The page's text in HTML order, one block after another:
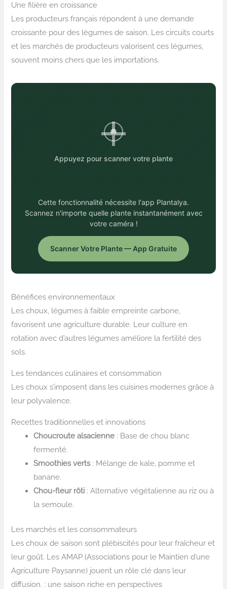
Une filière en croissance
Les producteurs français répondent à une demande
croissante pour des légumes de saison. Les circuits courts
et les marchés de producteurs valorisent ces légumes,
souvent moins chers que les importations.
Appuyez pour scanner votre plante
Cette fonctionnalité nécessite l'app Plantalya.
Scannez n'importe quelle plante instantanément avec
votre caméra !
Scanner Votre Plante — App Gratuite
Bénéfices environnementaux
Les choux, légumes à faible empreinte carbone,
favorisent une agriculture durable. Leur culture en
rotation avec d’autres légumes améliore la fertilité des
sols.
Les tendances culinaires et consommation
Les choux s’imposent dans les cuisines modernes grâce à
leur polyvalence.
Recettes traditionnelles et innovations
Choucroute alsacienne : Base de chou blanc
fermenté.
Smoothies verts: Mélange de kale, pomme et
banane.
Chou-fleur rôti : Alternative végétalienne au riz ou à
la semoule.
Les marchés et les consommateurs
Les choux de saison sont plébiscités pour leur fraîcheur et
leur goût. Les AMAP (Associations pour le Maintien d’une
Agriculture Paysanne) jouent un rôle clé dans leur
diffusion. : une saison riche en perspectives